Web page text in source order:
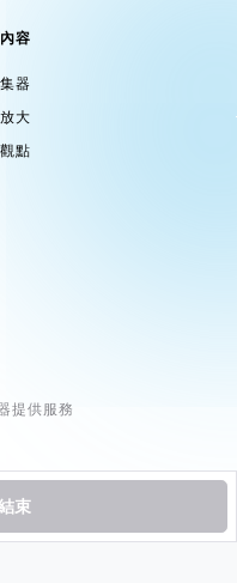
束
容
器
大
點
提供服務
All rights reserved.
編 24758594